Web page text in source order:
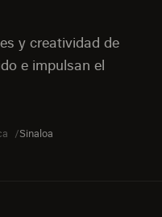
y creatividad de
e impulsan el
Sinaloa